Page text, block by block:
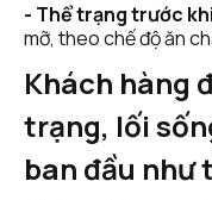
- Thể trạng trước
mỡ, theo chế độ ăn
Khách hàng
trạng, lối
ban đầu như